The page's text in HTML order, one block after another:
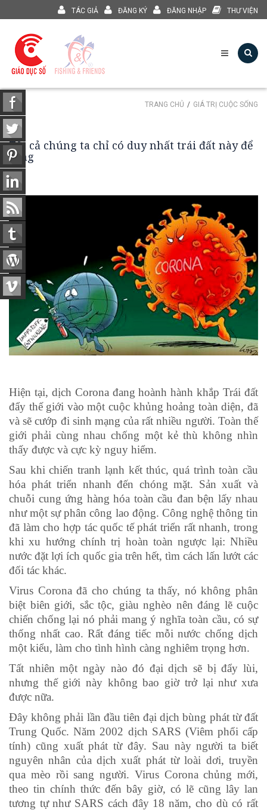
TÁC GIẢ ĐĂNG KÝ ĐĂNG NHẬP THƯ VIỆN
TRANG CHỦ GIÁ TRỊ CUỘC SỐNG
Tất cả chúng ta chỉ có duy nhất trái đất này để
sống
Hiện tại, dịch Corona đang hoành hành khắp Trái đất
đẩy thế giới vào một cuộc khủng hoảng toàn diện, đã
và sẽ cướp đi sinh mạng của rất nhiều người. Toàn thế
giới phải cùng nhau chống một kẻ thù không nhìn
thấy được và cực kỳ nguy hiểm.
Sau khi chiến tranh lạnh kết thúc, quá trình toàn cầu
hóa phát triển nhanh đến chóng mặt. Sản xuất và
chuỗi cung ứng hàng hóa toàn cầu đan bện lấy nhau
như một sự phân công lao động. Công nghệ thông tin
đã làm cho hợp tác quốc tế phát triển rất nhanh, trong
khi xu hướng chính trị hoàn toàn ngược lại: Nhiều
nước đặt lợi ích quốc gia trên hết, tìm cách lấn lướt các
đối tác khác.
Virus Corona đã cho chúng ta thấy, nó không phân
biệt biên giới, sắc tộc, giàu nghèo nên đáng lẽ cuộc
chiến chống lại nó phải mang ý nghĩa toàn cầu, có sự
thống nhất cao. Rất đáng tiếc mỗi nước chống dịch
một kiểu, làm cho tình hình càng nghiêm trọng hơn.
Tất nhiên một ngày nào đó đại dịch sẽ bị đẩy lùi,
nhưng thế giới này không bao giờ trở lại như xưa
được nữa.
Đây không phải lần đầu tiên đại dịch bùng phát từ đất
Trung Quốc. Năm 2002 dịch SARS (Viêm phổi cấp
tính) cũng xuất phát từ đây. Sau này người ta biết
nguyên nhân của dịch xuất phát từ loài dơi, truyền
qua mèo rồi sang người. Virus Corona chủng mới,
theo tin chính thức đến bây giờ, có lẽ cũng lây lan
tương tự như SARS cách đây 18 năm, cho dù có rất